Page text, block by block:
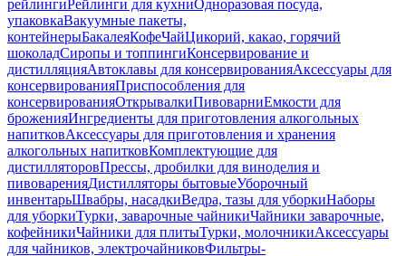
рейлингиРейлинги для кухниОдноразовая посуда,
упаковкаВакуумные пакеты,
контейнерыБакалеяКофеЧайЦикорий, какао, горячий
шоколадСиропы и топпингиКонсервирование и
дистилляцияАвтоклавы для консервированияАксессуары для
консервированияПриспособления для
консервированияОткрывалкиПивоварниЕмкости для
броженияИнгредиенты для приготовления алкогольных
напитковАксессуары для приготовления и хранения
алкогольных напитковКомплектующие для
дистилляторовПрессы, дробилки для виноделия и
пивоваренияДистилляторы бытовыеУборочный
инвентарьШвабры, насадкиВедра, тазы для уборкиНаборы
для уборкиТурки, заварочные чайникиЧайники заварочные,
кофейникиЧайники для плитыТурки, молочникиАксессуары
для чайников, электрочайниковФильтры-